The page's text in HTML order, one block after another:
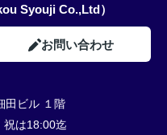
Syouji Co.,Ltd）
お問い合わせ
田ビル １階
祝は18:00迄